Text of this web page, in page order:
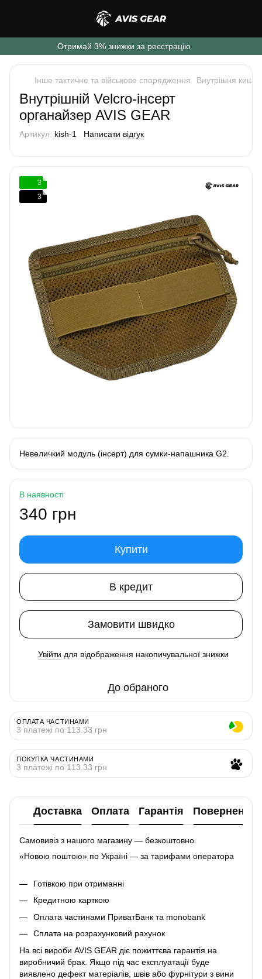
Отримай 3% знижки за реєстрацію
Інше тактичне та військове спорядження Внутрішня
Внутрішній Velcro-інсерт
органайзер AVIS GEAR
Артикул: kish-1 Написати відгук
3
3
Невеличкий модуль (інсерт) для сумки-напашника G2.
В наявності
340 грн
Купити
В кредит
Замовити швидко
Увійти для відображення накопичувальної знижки
До обраного
ОПЛАТА ЧАСТИНАМИ
3 платежі по 113.33 грн
ПОКУПКА ЧАСТИНАМИ
3 платежі по 113.33 грн
Доставка Оплата Гарантія Повернення
Самовивіз з нашого магазину — безкоштовно.
«Новою поштою» по Україні — за тарифами оператора
Готівкою при отриманні
Кредитною карткою
Оплата частинами ПриватБанк та monobank
Сплата на розрахунковий рахунок
На всі вироби AVIS GEAR діє пожиттєва гарантія на
виробничий брак. Якщо під час експлуатації буде
виявлено дефект матеріалів, швів або фурнітури з вини